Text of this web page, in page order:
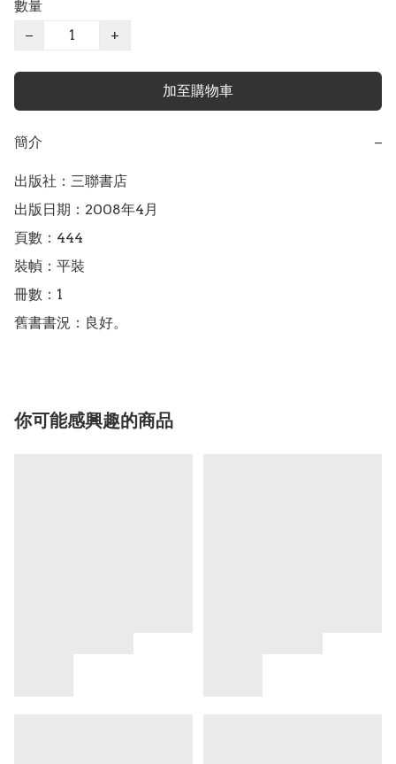
數量
−
+
加至購物車
簡介 −
出版社：三聯書店
出版日期：2008年4月
頁數：444
裝幀：平裝
冊數：1
舊書書況：良好。
你可能感興趣的商品